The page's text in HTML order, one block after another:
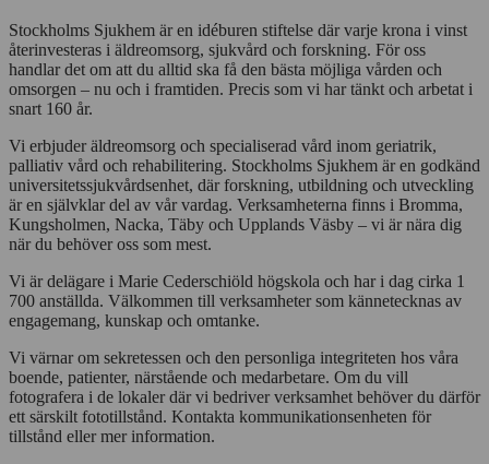
Stockholms Sjukhem är en idéburen stiftelse där varje krona i vinst
återinvesteras i äldreomsorg, sjukvård och forskning. För oss
handlar det om att du alltid ska få den bästa möjliga vården och
omsorgen – nu och i framtiden. Precis som vi har tänkt och arbetat i
snart 160 år.
Vi erbjuder äldreomsorg och specialiserad vård inom geriatrik,
palliativ vård och rehabilitering. Stockholms Sjukhem är en godkänd
universitetssjukvårdsenhet, där forskning, utbildning och utveckling
är en självklar del av vår vardag. Verksamheterna finns i Bromma,
Kungsholmen, Nacka, Täby och Upplands Väsby – vi är nära dig
när du behöver oss som mest.
Vi är delägare i Marie Cederschiöld högskola och har i dag cirka 1
700 anställda. Välkommen till verksamheter som kännetecknas av
engagemang, kunskap och omtanke.
Vi värnar om sekretessen och den personliga integriteten hos våra
boende, patienter, närstående och medarbetare. Om du vill
fotografera i de lokaler där vi bedriver verksamhet behöver du därför
ett särskilt fototillstånd. Kontakta kommunikationsenheten för
tillstånd eller mer information.